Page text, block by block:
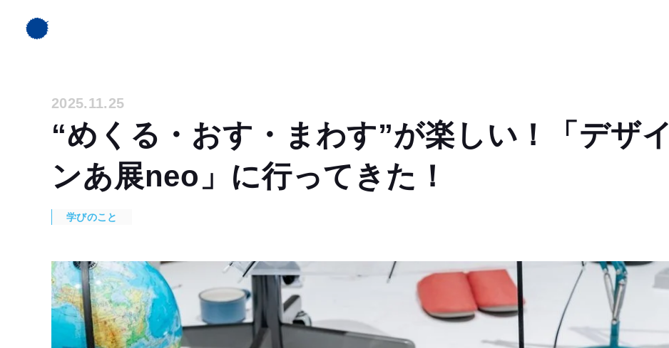
2025.11.25
“めくる・おす・まわす”が楽しい！「デザイ
ンあ展neo」に行ってきた！
学びのこと